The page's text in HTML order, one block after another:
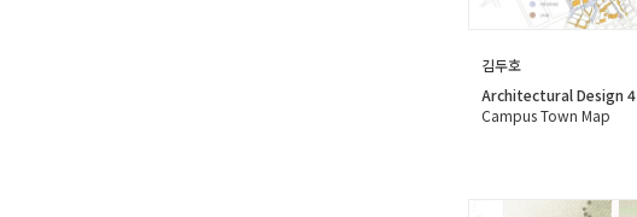
김두호
Architectural Design 4
Campus Town Map